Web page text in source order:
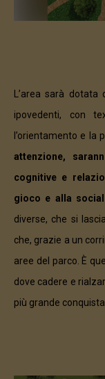
L’area sarà
ipovedenti, con
l’orientamento e la
attenzione,
cognitive e
gioco e alla
diverse, che si
che, grazie a un
aree del parco. È
dove cadere e
più grande conquista.